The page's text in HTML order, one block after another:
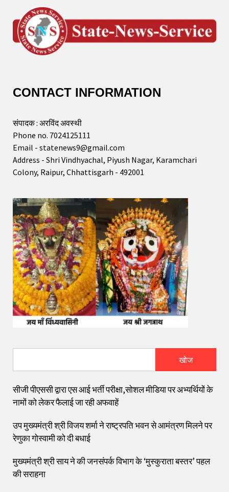
CONTACT INFORMATION
संपादक : अरविंद अवस्थी
Phone no. 7024125111
Email - statenews9@gmail.com
Address - Shri Vindhyachal, Piyush Nagar, Karamchari
Colony, Raipur, Chhattisgarh - 492001
खोज
सीजी पीएससी द्वारा एस आई भर्ती परीक्षा,सोशल मीडिया पर अभ्यर्थियों के
नामों को लेकर फैलाई जा रही अफवाहें
उप मुख्यमंत्री श्री विजय शर्मा ने राष्ट्रपति भवन से आमंत्रण मिलने पर
रेणुका गोस्वामी को दी बधाई
मुख्यमंत्री श्री साय ने की जनसंपर्क विभाग के ‘मुस्कुराता बस्तर’ पहल
की सराहना